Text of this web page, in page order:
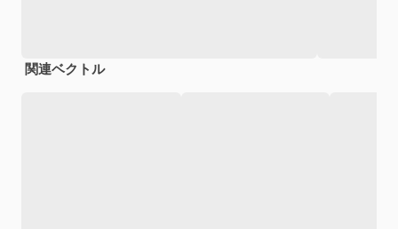
関連ベクトル